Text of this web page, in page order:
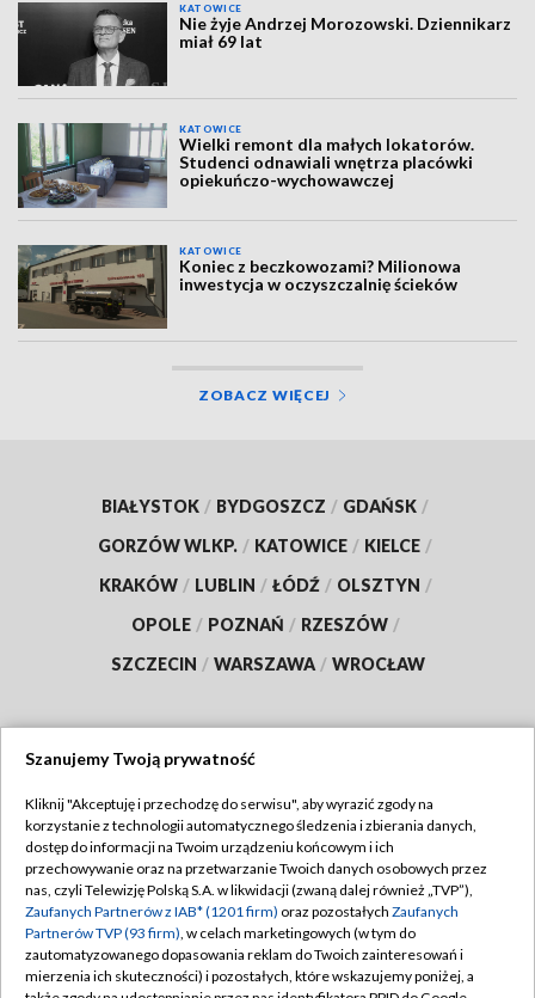
KATOWICE
Nie żyje Andrzej Morozowski. Dziennikarz
miał 69 lat
KATOWICE
Wielki remont dla małych lokatorów.
Studenci odnawiali wnętrza placówki
opiekuńczo-wychowawczej
KATOWICE
Koniec z beczkowozami? Milionowa
inwestycja w oczyszczalnię ścieków
ZOBACZ WIĘCEJ
BIAŁYSTOK / BYDGOSZCZ / GDAŃSK /
GORZÓW WLKP. / KATOWICE / KIELCE /
KRAKÓW / LUBLIN / ŁÓDŹ / OLSZTYN /
OPOLE / POZNAŃ / RZESZÓW /
SZCZECIN / WARSZAWA / WROCŁAW
TVP
Abonament TVP
Emisja w TVP
Centrum informacji TVP
Naziemna Telewizja Cyfrowa
Regulamin TVP
Polityka prywatności
Moje zgody
Pomoc
Szanujemy Twoją prywatność
Kliknij "Akceptuję i przechodzę do serwisu", aby wyrazić zgody na
korzystanie z technologii automatycznego śledzenia i zbierania danych,
dostęp do informacji na Twoim urządzeniu końcowym i ich
przechowywanie oraz na przetwarzanie Twoich danych osobowych przez
nas, czyli Telewizję Polską S.A. w likwidacji (zwaną dalej również „TVP”),
Zaufanych Partnerów z IAB* (1201 firm) oraz pozostałych Zaufanych
Partnerów TVP (93 firm), w celach marketingowych (w tym do
zautomatyzowanego dopasowania reklam do Twoich zainteresowań i
mierzenia ich skuteczności) i pozostałych, które wskazujemy poniżej, a